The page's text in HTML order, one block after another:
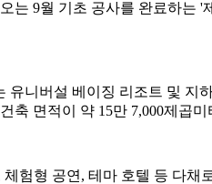
는 9월 기초 공사를 완료하는
니버설 베이징 리조트 및
축 면적이 약 15만 7,000제곱
험형 공연, 테마 호텔 등 다